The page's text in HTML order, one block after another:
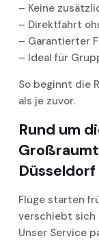
– Keine
– Direktfahrt
– Garantierter
– Ideal für
So beginnt die
als je zuvor.
Rund um
Düsseldorf
Flüge starten
verschiebt sich
Unser Service